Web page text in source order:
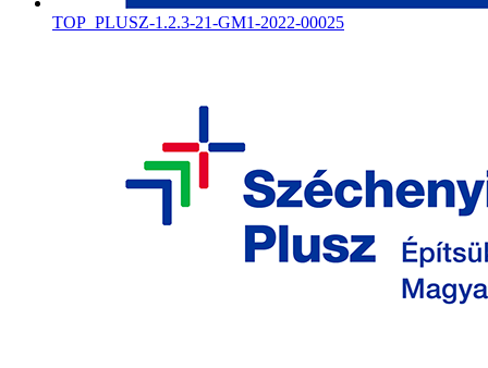
TOP_PLUSZ-1.2.3-21-GM1-2022-00025